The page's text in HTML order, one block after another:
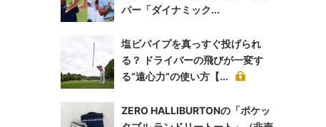
パー「ダイナミック...
塩ビパイプを真っすぐ投げられ
る？ ドライバーの飛びが一変す
る“遠心力”の使い方【...
ZERO HALLIBURTONの「ポケッ